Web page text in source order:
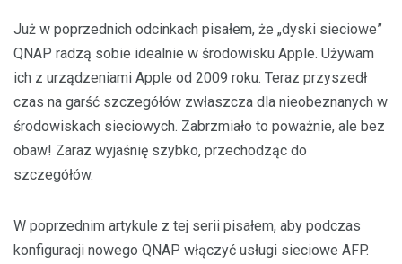
Już w poprzednich odcinkach pisałem, że „dyski sieciowe”
QNAP radzą sobie idealnie w środowisku Apple. Używam
ich z urządzeniami Apple od 2009 roku. Teraz przyszedł
czas na garść szczegółów zwłaszcza dla nieobeznanych w
środowiskach sieciowych. Zabrzmiało to poważnie, ale bez
obaw! Zaraz wyjaśnię szybko, przechodząc do
szczegółów.
W poprzednim artykule z tej serii pisałem, aby podczas
konfiguracji nowego QNAP włączyć usługi sieciowe AFP.